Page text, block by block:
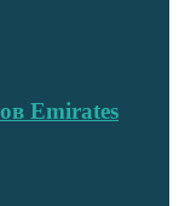
Emirates